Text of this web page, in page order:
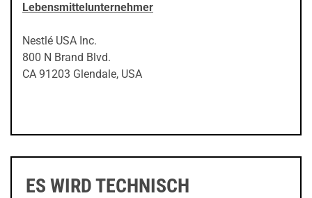
Lebensmittelunternehmer
Nestlé USA Inc.
800 N Brand Blvd.
CA 91203 Glendale, USA
ES WIRD TECHNISCH